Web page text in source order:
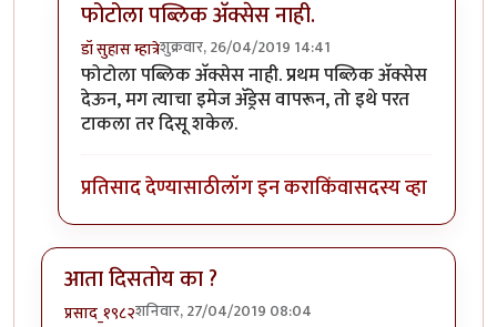
फोटोला पब्लिक अ‍ॅक्सेस नाही.
डॉ सुहास म्हात्रेशुक्रवार, 26/04/2019 14:41
In reply to(No subject)byप्रसाद_१९८२
फोटोला पब्लिक अ‍ॅक्सेस नाही. प्रथम पब्लिक अ‍ॅक्सेस
देऊन, मग त्याचा इमेज अ‍ॅड्रेस वापरून, तो इथे परत
टाकला तर दिसू शकेल.
प्रतिसाद देण्यासाठीलॉग इन कराकिंवासदस्य व्हा
आता दिसतोय का ?
प्रसाद_१९८२शनिवार, 27/04/2019 08:04